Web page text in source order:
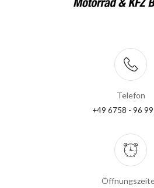
Telefon
+49 6758 - 96